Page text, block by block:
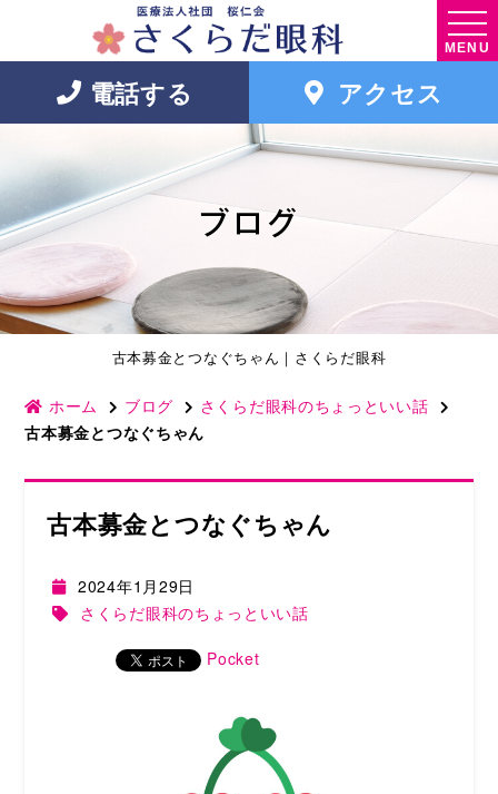
MENU
電話する アクセス
ブログ
古本募金とつなぐちゃん｜さくらだ眼科
ホーム ブログ
さくらだ眼科のちょっといい話
古本募金とつなぐちゃん
古本募金とつなぐちゃん
2024年1月29日
さくらだ眼科のちょっといい話
Pocket